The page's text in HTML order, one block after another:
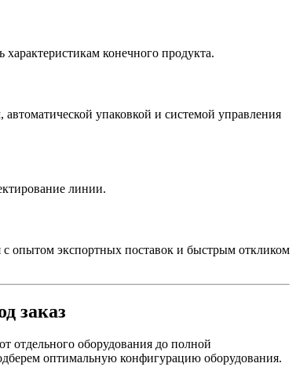
конечного продукта.
упаковкой и системой управления
линии.
с опытом экспортных поставок и быстрым откликом
заказ
отдельного оборудования до полной
оптимальную конфигурацию оборудования.